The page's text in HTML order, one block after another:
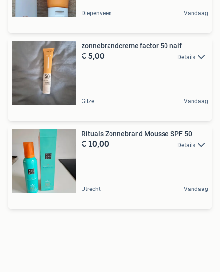
Diepenveen Vandaag
zonnebrandcreme factor 50 naif
€ 5,00 Details
Gilze Vandaag
Rituals Zonnebrand Mousse SPF 50
€ 10,00 Details
Utrecht Vandaag